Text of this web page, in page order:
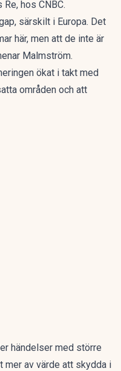
hos CNBC.
särskilt i Europa. Det
här, men att de inte är
Malmström.
ökat i takt med
områden och att
händelser med större
mer av värde att skydda i